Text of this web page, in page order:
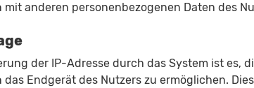
anderen personenbezogenen Daten des
der IP-Adresse durch das System ist es,
Endgerät des Nutzers zu ermöglichen.